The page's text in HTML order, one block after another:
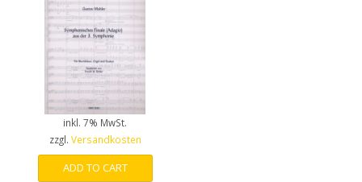
inkl. 7% MwSt.
zzgl. Versandkosten
ADD TO CART